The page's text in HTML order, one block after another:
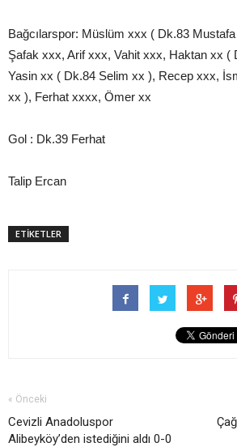
Bağcılarspor: Müslüm xxx ( Dk.83
Şafak xxx, Arif xxx, Vahit xxx, Haktan xx (
Yasin xx ( Dk.84 Selim xx ), Recep xxx,
xx ), Ferhat xxxx, Ömer xx
Gol : Dk.39 Ferhat
Talip Ercan
ETİKETLER
« Önceki
Cevizli Anadoluspor
Alibeyköy’den istediğini aldı 0-0